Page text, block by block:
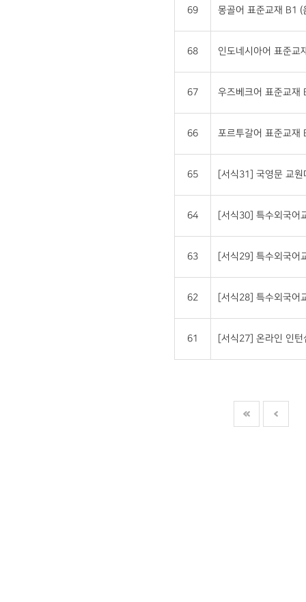
69 몽골어 표준교재 B1 (
68 인도네시아어 표준교
67 우즈베크어 표준교재
66 포르투갈어 표준교재
65 [서식31] 국영문 교
64 [서식30] 특수외국어
63 [서식29] 특수외국어
62 [서식28] 특수외국어
61 [서식27] 온라인 인턴